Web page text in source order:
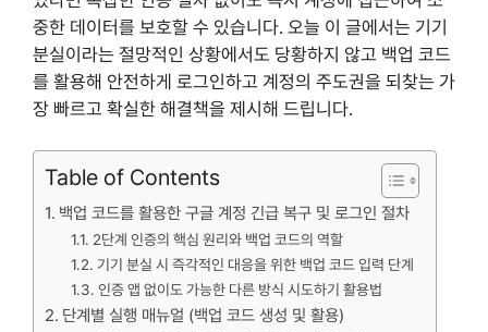
중한 데이터를 보호할 수 있습니다. 오늘 이 글에서는 기기
분실이라는 절망적인 상황에서도 당황하지 않고 백업 코드
를 활용해 안전하게 로그인하고 계정의 주도권을 되찾는 가
장 빠르고 확실한 해결책을 제시해 드립니다.
Table of Contents
백업 코드를 활용한 구글 계정 긴급 복구 및 로그인 절차
2단계 인증의 핵심 원리와 백업 코드의 역할
기기 분실 시 즉각적인 대응을 위한 백업 코드 입력 단계
인증 앱 없이도 가능한 다른 방식 시도하기 활용법
단계별 실행 매뉴얼 (백업 코드 생성 및 활용)